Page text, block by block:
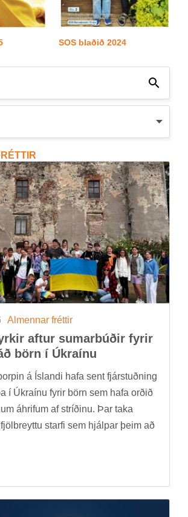
SOS blað­ið 2024
Al­menn­ar frétt­ir
aft­ur sum­ar­búð­ir fyr­ir
börn í Úkraínu
á Ís­landi hafa sent fjár­stuðn­ing
í Úkraínu fyr­ir börn sem hafa orð­ið
áhrif­um af stríð­inu. Þar taka
starfi sem hjálp­ar þeim að